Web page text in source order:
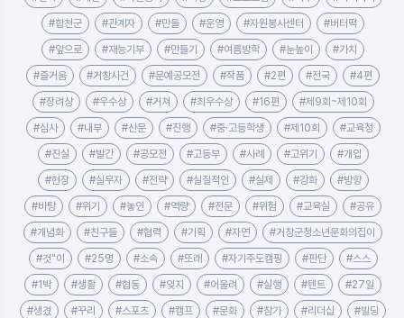
#합천군 #관계자 #만들 #운영 #자원봉사센터 #버터떡
#앞으로 #재능기부 #만들기 #여름방학 #눈높이 #가치
#즐거움 #거창사건 #문예공모전 #작품 #2편 #전국 #4편
#장려상 #우수상 #거쳐 #최우수상 #16편 #제9회~제10회
#심사 #내부 #산문 #진행 #중·고등학생 #제10회 #교육청
#진실 #발간 #공모전 #고등부 #사례 #고위기 #개입
#현장 #실무자 #전략 #실질적인 #실제 #강화 #방향
#바탕 #위기 #놓인 #역량 #전문 #위험 #교육실 #공유
#개념화 #친구들 #협력 #기획 #자연 #거창군청소년문화의집이
#것"이 #25명 #소속 #또래 #자기주도캠핑 #판단 #스스
#1박 #생활 #협동 #잊지 #어울려 #실행 #텐트 #27일
#생겼 #꾸리 #스포츠 #캠프 #문화 #참가 #리더십 #빌딩